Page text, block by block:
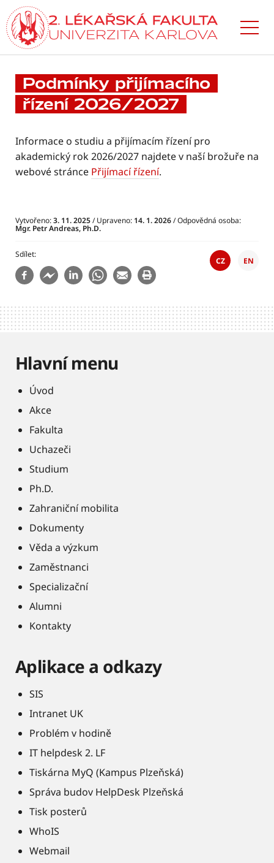
Přejít
k hlavnímu
obsahu
Podmínky přijímacího
řízení 2026/2027
Informace o studiu a přijímacím řízení pro
akademický rok2026/2027 najdete v naší brožuře na
webové stránce Přijímací řízení.
Vytvořeno:3. 11. 2025/ Upraveno: 14. 1. 2026/ Odpovědná osoba:
Mgr. Petr Andreas, Ph.D.
Sdílet
CZ EN
Hlavní menu
Úvod
Akce
Fakulta
Uchazeči
Studium
Ph.D.
Zahraniční mobilita
Dokumenty
Věda a výzkum
Zaměstnanci
Specializační
Alumni
Kontakty
Aplikace a odkazy
SIS
Intranet UK
Problém v hodině
IT helpdesk 2. LF
Tiskárna MyQ (Kampus Plzeňská)
Správa budov HelpDesk Plzeňská
Tisk posterů
WhoIS
Webmail